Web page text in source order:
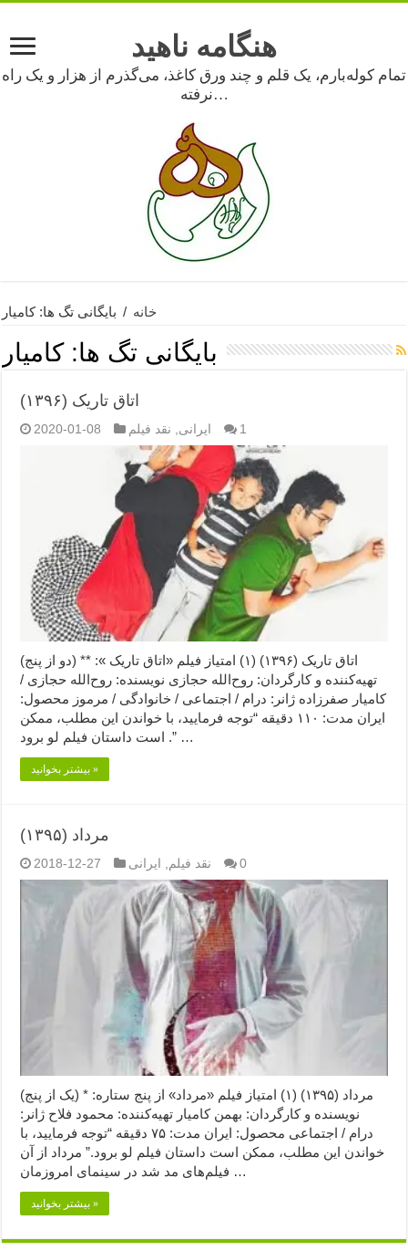
هنگامه ناهید
تمام کوله‌بارم، یک قلم و چند ورق کاغذ، می‌گذرم از هزار و یک راه
نرفته…
خانه / بایگانی تگ ها: کامیار
بایگانی تگ ها:کامیار
اتاق تاریک (۱۳۹۶)
2020-01-08 ایرانی نقد فیلم 1
اتاق تاریک (۱۳۹۶) (۱) امتیاز فیلم «اتاق تاریک »: ** (دو از پنج)
تهیه‌کننده و کارگردان: روح‌الله حجازی نویسنده: روح‌الله حجازی /
کامیار صفرزاده ژانر: درام / اجتماعی / خانوادگی / مرموز محصول:
ایران مدت: ۱۱۰ دقیقه “توجه فرمایید،‌ با خواندن این مطلب، ممکن
است داستان فیلم لو برود .” …
بیشتر بخوانید »
مرداد (۱۳۹۵)
2018-12-27 نقد فیلم ایرانی 0
مرداد (۱۳۹۵) (۱) امتیاز فیلم «مرداد» از پنج ستاره: * (یک از پنج)
نویسنده و کارگردان: بهمن کامیار تهیه‌کننده: محمود فلاح ژانر:
درام / اجتماعی محصول: ایران مدت: ۷۵ دقیقه “توجه فرمایید،‌ با
خواندن این مطلب، ممکن است داستان فیلم لو برود.” مرداد از آن
فیلم‌های مد شد در سینمای امروزمان …
بیشتر بخوانید »